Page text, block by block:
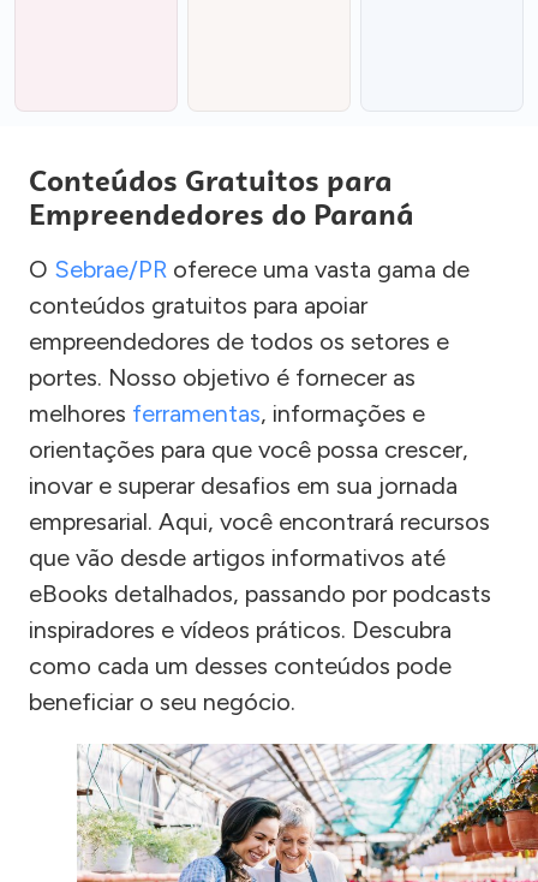
Conteúdos Gratuitos para
Empreendedores do Paraná
O Sebrae/PR oferece uma vasta gama de
conteúdos gratuitos para apoiar
empreendedores de todos os setores e
portes. Nosso objetivo é fornecer as
melhores ferramentas, informações e
orientações para que você possa crescer,
inovar e superar desafios em sua jornada
empresarial. Aqui, você encontrará recursos
que vão desde artigos informativos até
eBooks detalhados, passando por podcasts
inspiradores e vídeos práticos. Descubra
como cada um desses conteúdos pode
beneficiar o seu negócio.